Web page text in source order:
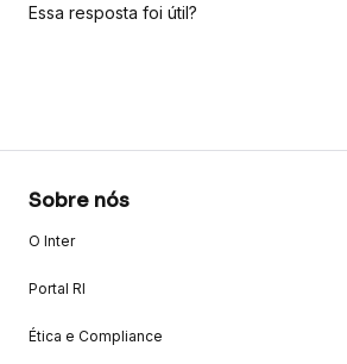
Essa resposta foi útil?
Sobre nós
O Inter
Portal RI
Ética e Compliance